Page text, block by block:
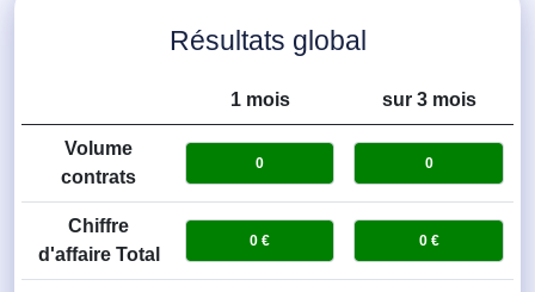
Résultats global
1 mois sur 3 mois
Volume
contrats
Chiffre
d'affaire Total